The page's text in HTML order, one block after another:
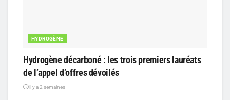
HYDROGÈNE
Hydrogène décarboné : les trois premiers lauréats
de l’appel d’offres dévoilés
il y a 2 semaines